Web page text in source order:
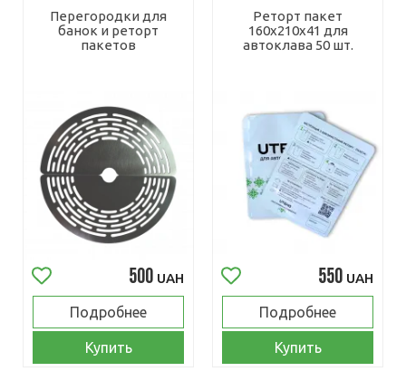
Перегородки для
банок и реторт
пакетов
500 UAH
Подробнее
Купить
Реторт пакет
160х210х41 для
автоклава 50 шт.
550 UAH
Подробнее
Купить